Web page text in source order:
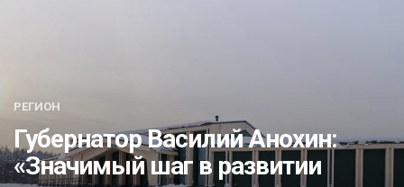
Акция
К 70-летию районного Дома культуры
РЕГИОН
Губернатор Василий Анохин:
«Значимый шаг в развитии